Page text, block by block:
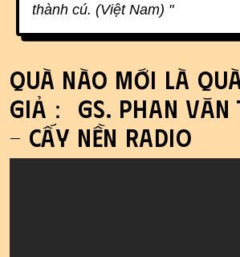
thành cú. (Việt Nam) "
Quà nào mới là
giả： GS. Phan
- Cấy Nền Radio